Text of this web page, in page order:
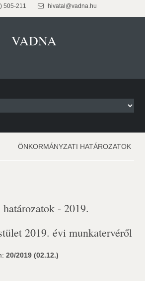
505-211 hivatal@vadna.hu
VADNA
ÖNKORMÁNYZATI HATÁROZATOK
- 2019.
2019. évi munkatervéről
20/2019 (02.12.)